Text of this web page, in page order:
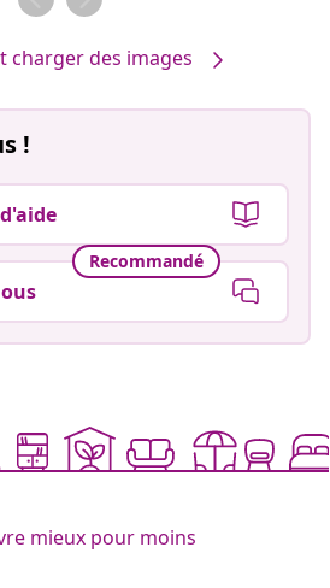
charger des images
!
Recommandé
mieux pour moins